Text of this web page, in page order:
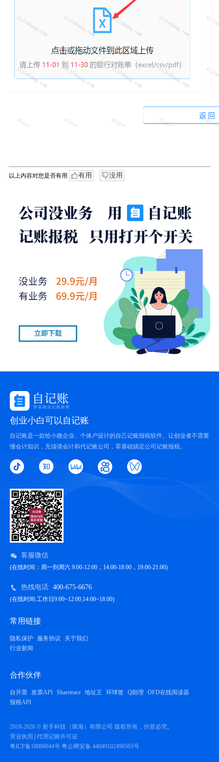
以上内容对您是否有用 有用 没用
创业小白可以自记账
自记账是一款给小微企业、个体户设计的自己记账报税软件。让创业者不需要
懂会计知识，无须请会计和代记账公司，零基础搞定公司记账报税。
客服微信
(在线时间：周一到周六 9:00-12:00，14:00-18:00，19:00-21:00)
热线电话: 400-675-6676
(在线时间:工作日9:00~12:00,14:00~18:00)
常用链接
隐私保护 服务协议
关于我们
行业新闻
合作伙伴
自开票 发票API Sharetrace 地址王 环球签 Q助理
OFD在线阅读器
报税API
2018-2026 © 射手科技（珠海）有限公司 版权所有，仿冒必究。
营业执照 代理记账许可证
粤ICP备18096044号 粤公网安备 44049102496563号